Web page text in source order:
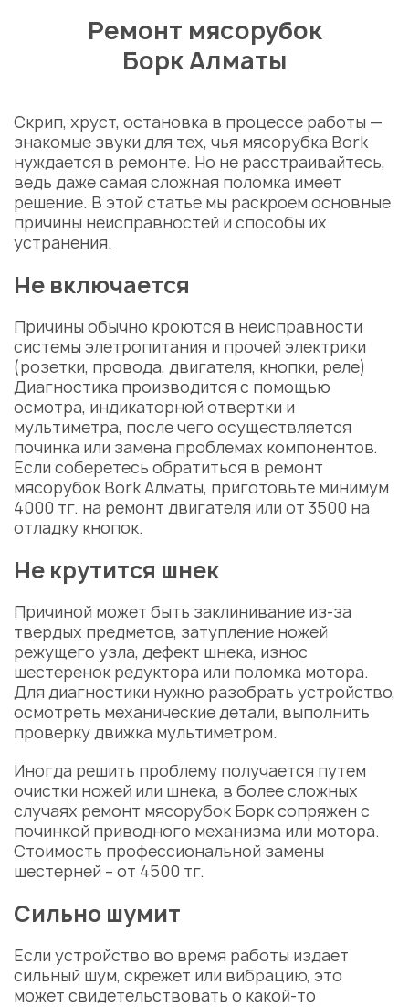
Ремонт мясорубок
Борк Алматы
Скрип, хруст, остановка в процессе работы —
знакомые звуки для тех, чья мясорубка Bork
нуждается в ремонте. Но не расстраивайтесь,
ведь даже самая сложная поломка имеет
решение. В этой статье мы раскроем основные
причины неисправностей и способы их
устранения.
Не включается
Причины обычно кроются в неисправности
системы элетропитания и прочей электрики
(розетки, провода, двигателя, кнопки, реле)
Диагностика производится с помощью
осмотра, индикаторной отвертки и
мультиметра, после чего осуществляется
починка или замена проблемах компонентов.
Если соберетесь обратиться в ремонт
мясорубок Bork Алматы, приготовьте минимум
4000 тг. на ремонт двигателя или от 3500 на
отладку кнопок.
Не крутится шнек
Причиной может быть заклинивание из-за
твердых предметов, затупление ножей
режущего узла, дефект шнека, износ
шестеренок редуктора или поломка мотора.
Для диагностики нужно разобрать устройство,
осмотреть механические детали, выполнить
проверку движка мультиметром.
Иногда решить проблему получается путем
очистки ножей или шнека, в более сложных
случаях ремонт мясорубок Борк сопряжен с
починкой приводного механизма или мотора.
Стоимость профессиональной замены
шестерней – от 4500 тг.
Сильно шумит
Если устройство во время работы издает
сильный шум, скрежет или вибрацию, это
может свидетельствовать о какой-то